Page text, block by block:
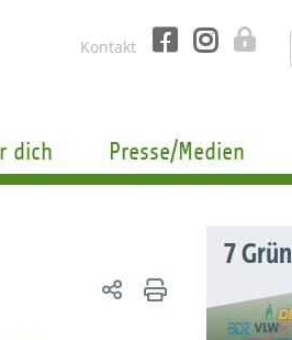
Kontakt
dich Presse/Medien
7